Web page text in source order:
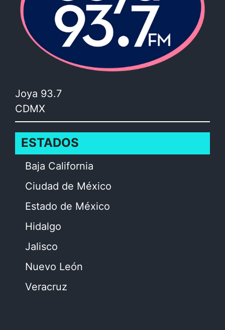
Joya 93.7
CDMX
ESTADOS
Baja California
Ciudad de México
Estado de México
Hidalgo
Jalisco
Nuevo León
Veracruz